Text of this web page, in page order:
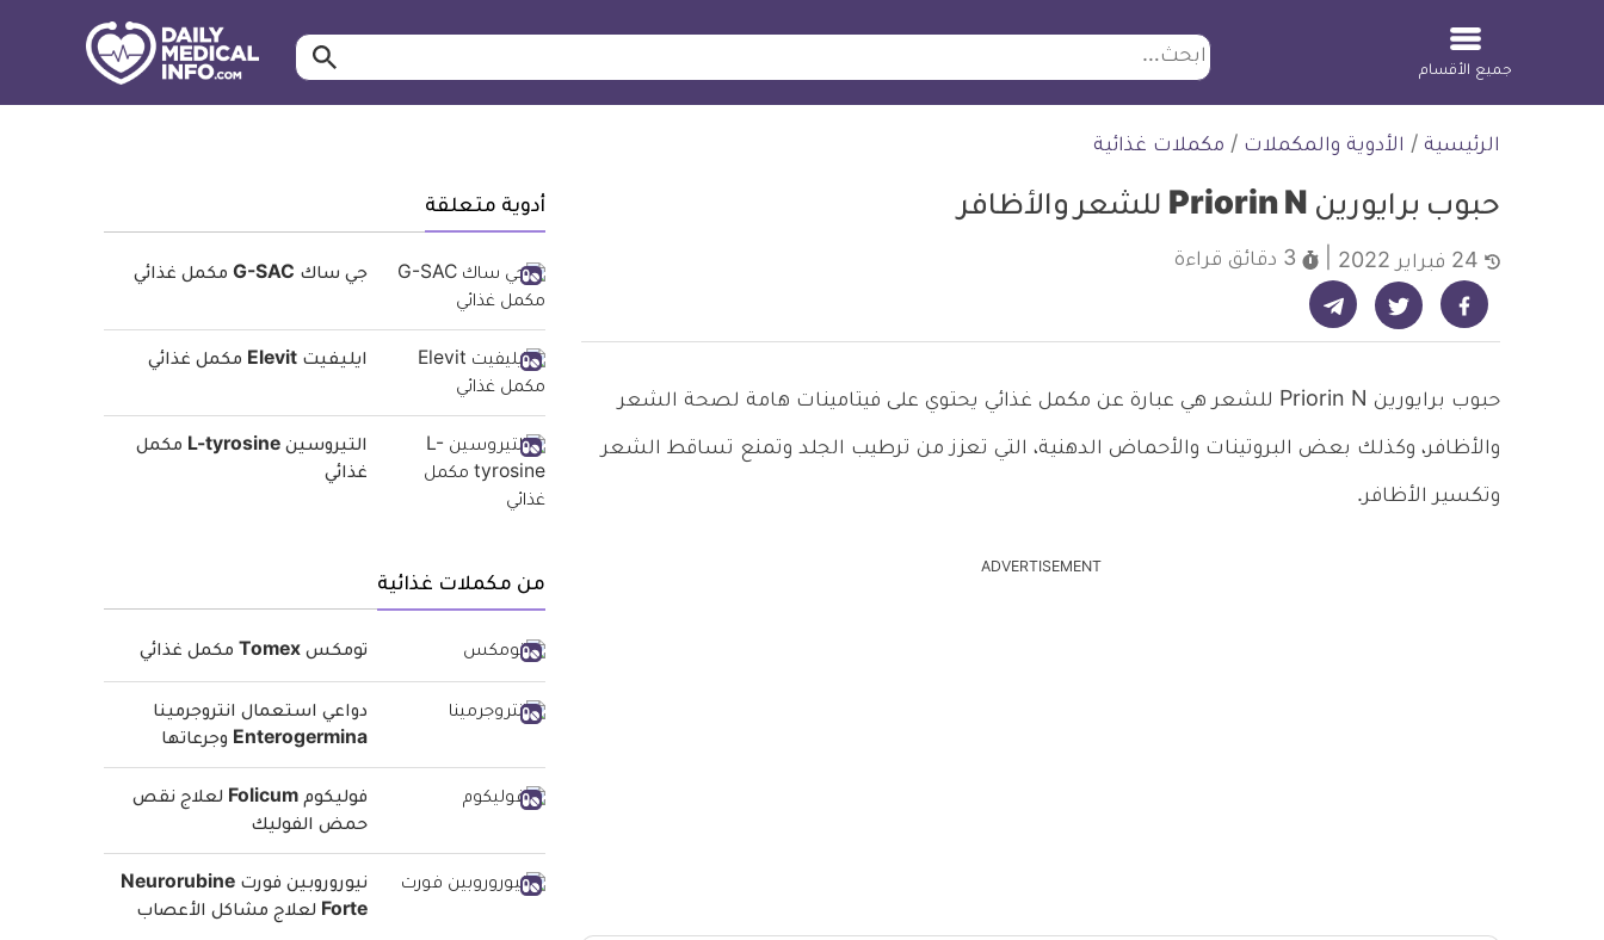
ابحث ابحث…
جميع الأقسام
الرئيسية / الأدوية والمكملات / مكملات غذائية
حبوب برايورين Priorin N للشعر والأظافر
3 دقائق قراءة
شارك على فيسبوك - ديلي ميديكال انفو شارك على تويتر - ديلي ميديكال انفو شارك على تيليجرام - ديلي ميديكال انفو
حبوب برايورين Priorin N للشعر هي عبارة عن مكمل غذائي يحتوي على فيتامينات هامة لصحة الشعر
والأظافر، وكذلك بعض البروتينات والأحماض الدهنية، التي تعزز من ترطيب الجلد وتمنع تساقط الشعر
وتكسير الأظافر.
ADVERTISEMENT
أدوية متعلقة
جي ساك G-SAC مكمل غذائي
ايليفيت Elevit مكمل غذائي
التيروسين L-tyrosine مكمل
غذائي
من مكملات غذائية
تومكس Tomex مكمل غذائي
دواعي استعمال انتروجرمينا
Enterogermina وجرعاتها
فوليكوم Folicum لعلاج نقص
حمض الفوليك
نيوروروبين فورت Neurorubine
Forte لعلاج مشاكل الأعصاب